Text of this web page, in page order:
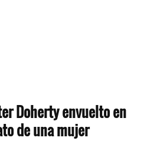
Doherty envuelto en
de una mujer